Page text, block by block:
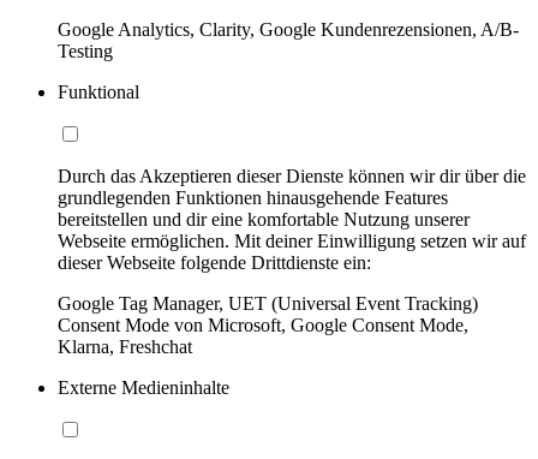
Google Analytics, Clarity, Google Kundenrezensionen, A/B-
Testing
Funktional
Durch das Akzeptieren dieser Dienste können wir dir über die
grundlegenden Funktionen hinausgehende Features
bereitstellen und dir eine komfortable Nutzung unserer
Webseite ermöglichen. Mit deiner Einwilligung setzen wir auf
dieser Webseite folgende Drittdienste ein:
Google Tag Manager, UET (Universal Event Tracking)
Consent Mode von Microsoft, Google Consent Mode,
Klarna, Freshchat
Externe Medieninhalte